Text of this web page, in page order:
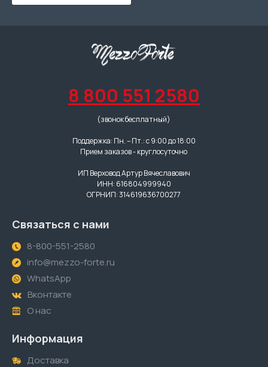
8 800 551 2580
(звонок бесплатный)
Поддержка: Пн. – Пт.: с 9:00 до 18:00
Прием заказов - круглосуточно
ИП Верховод Артур Вячеславович
ИНН: 616804999940
ОГРНИП: 314619636700277
Связаться с нами
8-800-551-2580
info@mezzo-forte.ru
WhatsApp
Вконтакте
О нас
Информация
Доставка